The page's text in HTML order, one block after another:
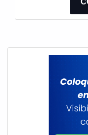
empresa que
possíveis pelo
isso, unido a um
consultores
experiência na
essência de trazer